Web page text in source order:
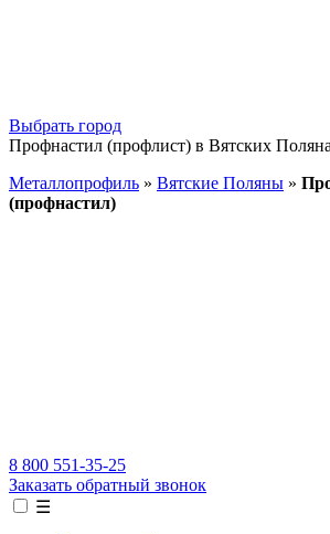
Выбрать город
Профнастил (профлист) в Вятских
Металлопрофиль » Вятские Поляны »
(профнастил)
8 800 551-35-25
Заказать обратный звонок
☰